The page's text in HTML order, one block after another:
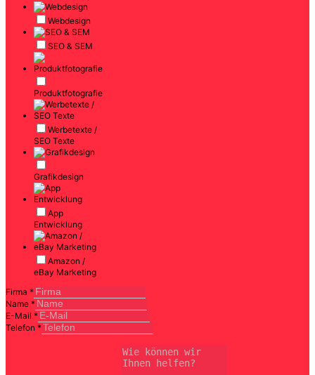
Webdesign
SEO & SEM
Produktfotografie
Werbetexte /
SEO Texte
Grafikdesign
App
Entwicklung
Amazon /
eBay Marketing
Firma *
Name *
E-Mail *
Telefon *